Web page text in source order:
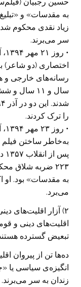
به مقدسات» و
زیاد نقدی محکوم
سر می‌برند.
•
اختصاری (دو شاعر)
را ترک کردند.
•
به‌خاطر ساختن فیلم
۲۲۳ ضربه شلاق
به مقدسات» بود. او
می‌برد.
۲) آزار اقلیت‌های دینی و قومی
اقلیت‌های دینی و
تبعیض گسترده
ده‌ها تن از پیروان
انگیزه‌ی سیاسی یا